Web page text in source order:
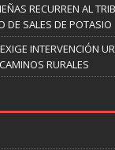
RECURREN AL
DE SALES DE POTASIO
INTERVENCIÓN
RURALES